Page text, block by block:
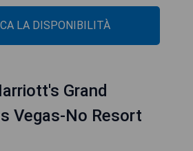
LA DISPONIBILITÀ
Grand
Vegas-No Resort